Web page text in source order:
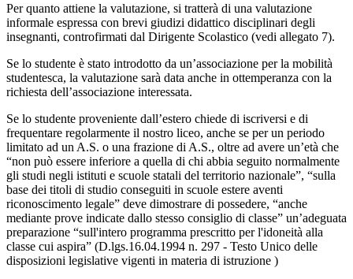
Per quanto attiene la valutazione, si tratterà di una valutazione
informale espressa con brevi giudizi didattico disciplinari degli
insegnanti, controfirmati dal Dirigente Scolastico (vedi allegato 7).
Se lo studente è stato introdotto da un’associazione per la mobilità
studentesca, la valutazione sarà data anche in ottemperanza con la
richiesta dell’associazione interessata.
Se lo studente proveniente dall’estero chiede di iscriversi e di
frequentare regolarmente il nostro liceo, anche se per un periodo
limitato ad un A.S. o una frazione di A.S., oltre ad avere un’età che
“non può essere inferiore a quella di chi abbia seguito normalmente
gli studi negli istituti e scuole statali del territorio nazionale”, “sulla
base dei titoli di studio conseguiti in scuole estere aventi
riconoscimento legale” deve dimostrare di possedere, “anche
mediante prove indicate dallo stesso consiglio di classe” un’adeguata
preparazione “sull'intero programma prescritto per l'idoneità alla
classe cui aspira” (D.lgs.16.04.1994 n. 297 - Testo Unico delle
disposizioni legislative vigenti in materia di istruzione )